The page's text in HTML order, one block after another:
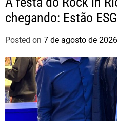
chegando: Estão
Posted on 7 de agosto de 2026